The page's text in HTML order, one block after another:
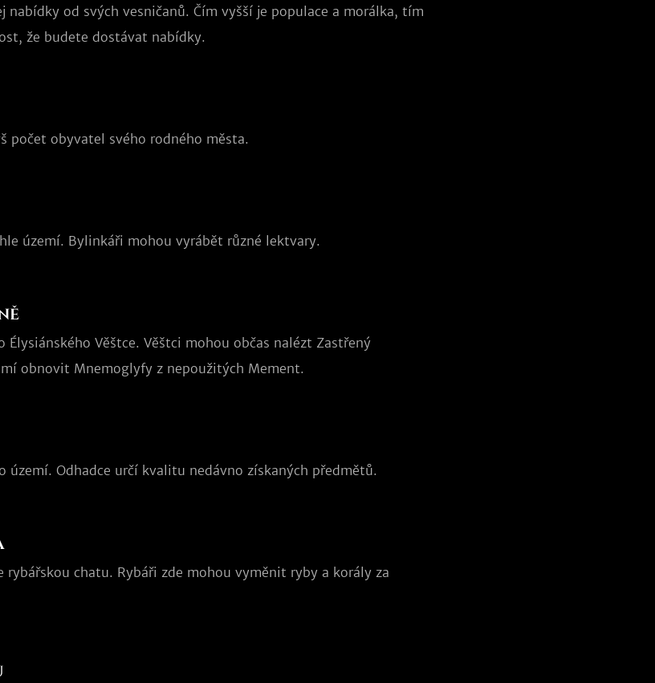
nabídky od svých vesničanů. Čím vyšší je populace a morálka, tím
že budete dostávat nabídky.
počet obyvatel svého rodného města.
území. Bylinkáři mohou vyrábět různé lektvary.
Élysiánského Věštce. Věštci mohou občas nalézt Zastřený
obnovit Mnemoglyfy z nepoužitých Mement.
území. Odhadce určí kvalitu nedávno získaných předmětů.
chatu. Rybáři zde mohou vyměnit ryby a korály za